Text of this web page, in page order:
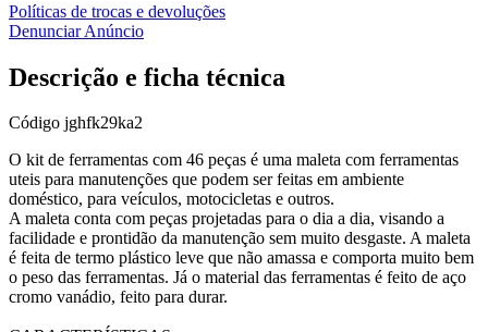
Políticas de trocas e devoluções
Denunciar Anúncio
Descrição e ficha técnica
Código jghfk29ka2
O kit de ferramentas com 46 peças é uma maleta com ferramentas
uteis para manutenções que podem ser feitas em ambiente
doméstico, para veículos, motocicletas e outros.
A maleta conta com peças projetadas para o dia a dia, visando a
facilidade e prontidão da manutenção sem muito desgaste. A maleta
é feita de termo plástico leve que não amassa e comporta muito bem
o peso das ferramentas. Já o material das ferramentas é feito de aço
cromo vanádio, feito para durar.